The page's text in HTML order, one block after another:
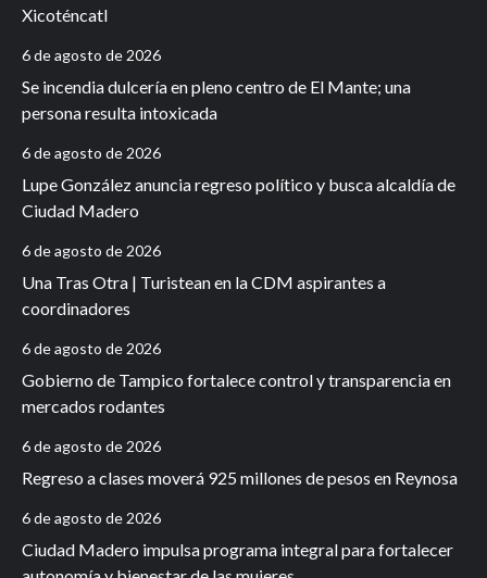
Xicoténcatl
6 de agosto de 2026
Se incendia dulcería en pleno centro de El Mante; una
persona resulta intoxicada
6 de agosto de 2026
Lupe González anuncia regreso político y busca alcaldía de
Ciudad Madero
6 de agosto de 2026
Una Tras Otra | Turistean en la CDM aspirantes a
coordinadores
6 de agosto de 2026
Gobierno de Tampico fortalece control y transparencia en
mercados rodantes
6 de agosto de 2026
Regreso a clases moverá 925 millones de pesos en Reynosa
6 de agosto de 2026
Ciudad Madero impulsa programa integral para fortalecer